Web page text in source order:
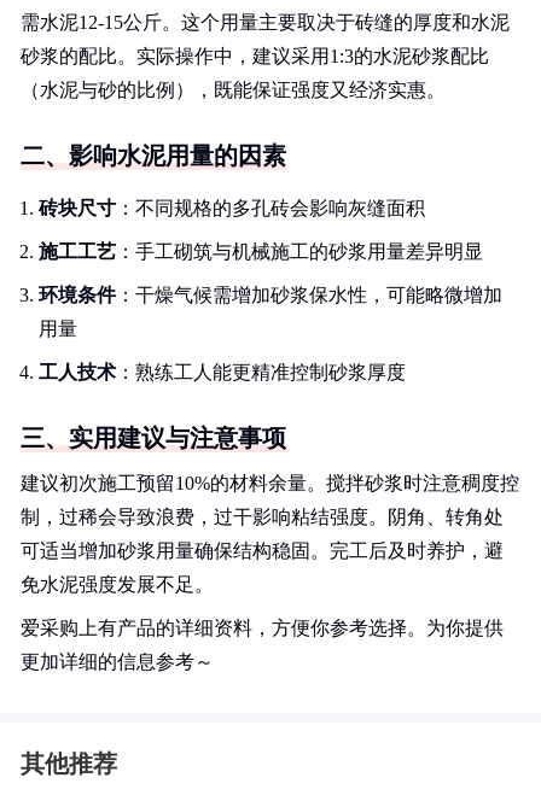
需水泥12-15公斤。这个用量主要取决于砖缝的厚度和水泥
砂浆的配比。实际操作中，建议采用1:3的水泥砂浆配比
（水泥与砂的比例），既能保证强度又经济实惠。
二、影响水泥用量的因素
砖块尺寸 ：不同规格的多孔砖会影响灰缝面积
施工工艺 ：手工砌筑与机械施工的砂浆用量差异明显
环境条件：干燥气候需增加砂浆保水性，可能略微增加
用量
工人技术 ：熟练工人能更精准控制砂浆厚度
三、实用建议与注意事项
建议初次施工预留10%的材料余量。搅拌砂浆时注意稠度控
制，过稀会导致浪费，过干影响粘结强度。阴角、转角处
可适当增加砂浆用量确保结构稳固。完工后及时养护，避
免水泥强度发展不足。
爱采购上有产品的详细资料，方便你参考选择。为你提供
更加详细的信息参考～
其他推荐